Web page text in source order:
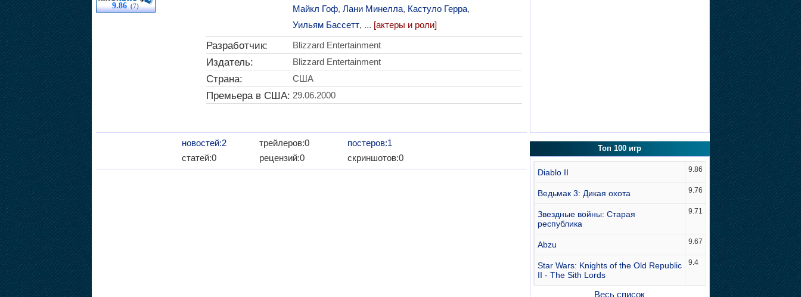
9.86 (7)
Майкл Гоф, Лани Минелла, Кастуло Герра,
Уильям Бассетт, ... [актеры и роли]
Разработчик: Blizzard Entertainment
Издатель: Blizzard Entertainment
Страна: США
Премьера в США: 29.06.2000
новостей:2
статей:0
трейлеров:0
рецензий:0
постеров:1
скриншотов:0
Топ 100 игр
Diablo II 9.86
Ведьмак 3: Дикая охота 9.76
Звездные войны: Старая
республика
9.71
Abzu 9.67
Star Wars: Knights of the Old Republic
II - The Sith Lords
9.4
Весь список